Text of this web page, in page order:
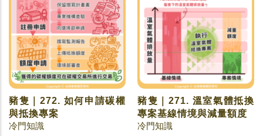
豬隻｜272. 如何申請碳權
與抵換專案
冷門知識
豬隻｜271. 溫室氣體抵換
專案基線情境與減量額度
冷門知識